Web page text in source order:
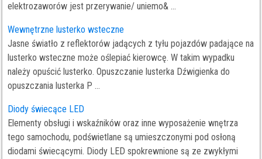
elektrozaworów jest przerywanie/ uniemo& ...
Wewnętrzne lusterko wsteczne
Jasne światło z reflektorów jadących z tyłu pojazdów padające na
lusterko wsteczne może oślepiać kierowcę. W takim wypadku
należy opuścić lusterko. Opuszczanie lusterka Dźwigienka do
opuszczania lusterka P ...
Diody świecące LED
Elementy obsługi i wskaźników oraz inne wyposażenie wnętrza
tego samochodu, podświetlane są umieszczonymi pod osłoną
diodami świecącymi. Diody LED spokrewnione są ze zwykłymi